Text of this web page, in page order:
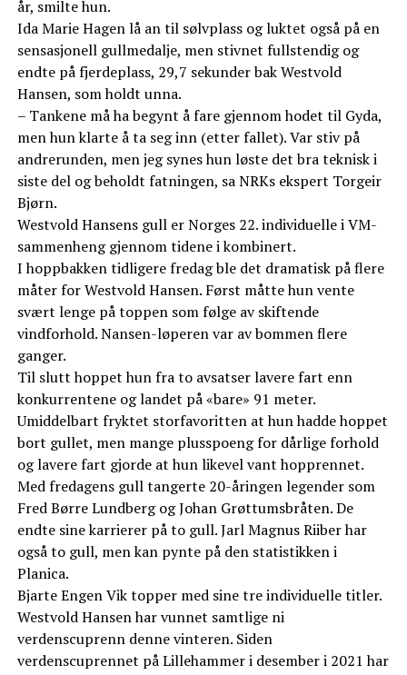
år, smilte hun.
Ida Marie Hagen lå an til sølvplass og luktet også på en
sensasjonell gullmedalje, men stivnet fullstendig og
endte på fjerdeplass, 29,7 sekunder bak Westvold
Hansen, som holdt unna.
– Tankene må ha begynt å fare gjennom hodet til Gyda,
men hun klarte å ta seg inn (etter fallet). Var stiv på
andrerunden, men jeg synes hun løste det bra teknisk i
siste del og beholdt fatningen, sa NRKs ekspert Torgeir
Bjørn.
Westvold Hansens gull er Norges 22. individuelle i VM-
sammenheng gjennom tidene i kombinert.
I hoppbakken tidligere fredag ble det dramatisk på flere
måter for Westvold Hansen. Først måtte hun vente
svært lenge på toppen som følge av skiftende
vindforhold. Nansen-løperen var av bommen flere
ganger.
Til slutt hoppet hun fra to avsatser lavere fart enn
konkurrentene og landet på «bare» 91 meter.
Umiddelbart fryktet storfavoritten at hun hadde hoppet
bort gullet, men mange plusspoeng for dårlige forhold
og lavere fart gjorde at hun likevel vant hopprennet.
Med fredagens gull tangerte 20-åringen legender som
Fred Børre Lundberg og Johan Grøttumsbråten. De
endte sine karrierer på to gull. Jarl Magnus Riiber har
også to gull, men kan pynte på den statistikken i
Planica.
Bjarte Engen Vik topper med sine tre individuelle titler.
Westvold Hansen har vunnet samtlige ni
verdenscuprenn denne vinteren. Siden
verdenscuprennet på Lillehammer i desember i 2021 har